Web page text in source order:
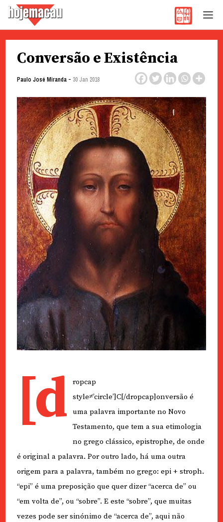
Conversão e Existência
Paulo José Miranda- 30 Jan 2018
[d
ropcap
style≠’circle’]C[/dropcap]onversão é
uma palavra importante no Novo
Testamento, que tem a sua etimologia
no grego clássico, epistrophe, de onde
é original a palavra. Por outro lado, há uma outra
origem para a palavra, também no grego: epi + stroph.
“epi” é uma preposição que quer dizer “acerca de” ou
“em volta de”, ou “sobre”. E este “sobre”, que muitas
vezes pode ser sinónimo de “acerca de”, aqui não